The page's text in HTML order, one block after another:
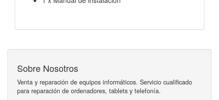
Sobre Nosotros
Venta y reparación de equipos informáticos. Servicio cualificado
para reparación de ordenadores, tablets y telefonía.